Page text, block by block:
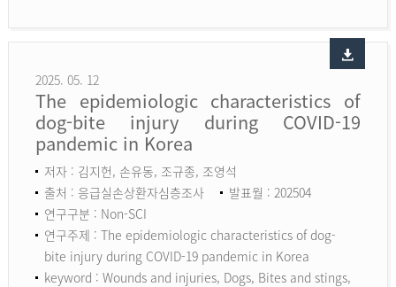
2025. 05. 12
The epidemiologic characteristics of
dog-bite injury during COVID-19
pandemic in Korea
저자 : 김지헌, 손유동, 조규종, 조영석
출처 : 응급실손상환자심층조사
발표월 : 202504
연구구분 : Non-SCI
연구주제 : The epidemiologic characteristics of dog-
bite injury during COVID-19 pandemic in Korea
keyword : Wounds and injuries, Dogs, Bites and stings,